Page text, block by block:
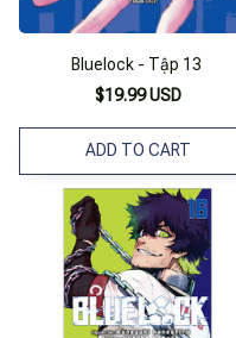
Bluelock - Tập 13
$19.99 USD
ADD TO CART